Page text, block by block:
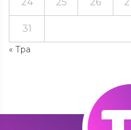
« Тра
31